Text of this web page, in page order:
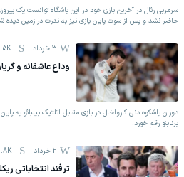
سرمربی رئال در آخرین بازی خود در این باشگاه توانست یک
حاضر نشد و پس از سوت پایان بازی نیز به ندرت در زمین دیده
3 خرداد
وداع عاشقانه و
دوران باشکوه دنی کارواخال در بازی مقابل اتلتیک بیلبائو به
برنابئو رقم خورد.
2 خرداد
ترفند انتخاباتی